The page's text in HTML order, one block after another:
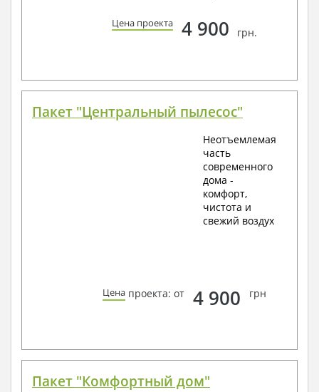
Цена проекта 4 900 грн.
Пакет "Центральный пылесос"
Неотъемлемая
часть
современного
дома -
комфорт,
чистота и
свежий воздух
Цена проекта: от 4 900 грн
Пакет "Комфортный дом"